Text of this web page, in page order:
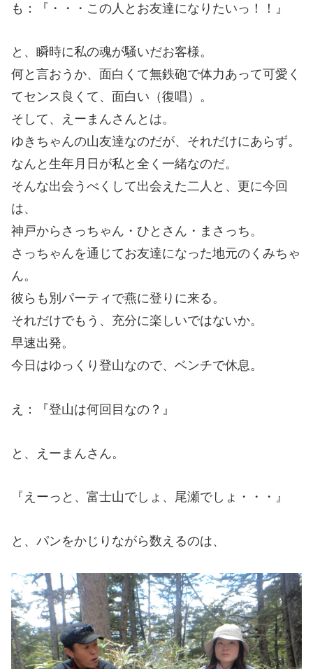
も：『・・・この人とお友達になりたいっ！！』
と、瞬時に私の魂が騒いだお客様。
何と言おうか、面白くて無鉄砲で体力あって可愛く
てセンス良くて、面白い（復唱）。
そして、えーまんさんとは。
ゆきちゃんの山友達なのだが、それだけにあらず。
なんと生年月日が私と全く一緒なのだ。
そんな出会うべくして出会えた二人と、更に今回
は、
神戸からさっちゃん・ひとさん・まさっち。
さっちゃんを通じてお友達になった地元のくみちゃ
ん。
彼らも別パーティで燕に登りに来る。
それだけでもう、充分に楽しいではないか。
早速出発。
今日はゆっくり登山なので、ベンチで休息。
え：『登山は何回目なの？』
と、えーまんさん。
『えーっと、富士山でしょ、尾瀬でしょ・・・』
と、パンをかじりながら数えるのは、